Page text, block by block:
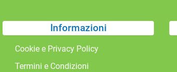
Informazioni
Cookie e Privacy Policy
Termini e Condizioni